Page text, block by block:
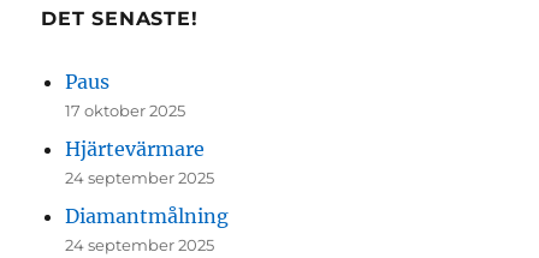
DET SENASTE!
Paus
17 oktober 2025
Hjärtevärmare
24 september 2025
Diamantmålning
24 september 2025